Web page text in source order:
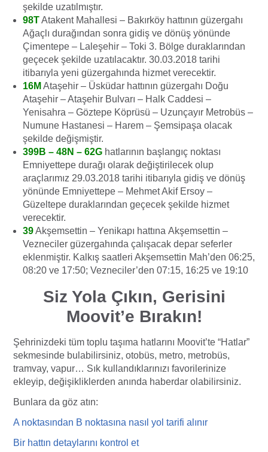
şekilde uzatılmıştır.
98TAtakent Mahallesi – Bakırköy hattının güzergahı
Ağaçlı durağından sonra gidiş ve dönüş yönünde
Çimentepe – Laleşehir – Toki 3. Bölge duraklarından
geçecek şekilde uzatılacaktır. 30.03.2018 tarihi
itibarıyla yeni güzergahında hizmet verecektir.
16M Ataşehir – Üsküdar hattının güzergahı Doğu
Ataşehir – Ataşehir Bulvarı – Halk Caddesi –
Yenisahra – Göztepe Köprüsü – Uzunçayır Metrobüs –
Numune Hastanesi – Harem – Şemsipaşa olacak
şekilde değişmiştir.
399B – 48N – 62G hatlarının başlangıç noktası
Emniyettepe durağı olarak değiştirilecek olup
araçlarımız 29.03.2018 tarihi itibarıyla gidiş ve dönüş
yönünde Emniyettepe – Mehmet Akif Ersoy –
Güzeltepe duraklarından geçecek şekilde hizmet
verecektir.
39Akşemsettin – Yenikapı hattına Akşemsettin –
Vezneciler güzergahında çalışacak depar seferler
eklenmiştir. Kalkış saatleri Akşemsettin Mah’den 06:25,
08:20 ve 17:50; Vezneciler’den 07:15, 16:25 ve 19:10
Siz Yola Çıkın, Gerisini
Moovit’e Bırakın!
Şehrinizdeki tüm toplu taşıma hatlarını Moovit’te “Hatlar”
sekmesinde bulabilirsiniz, otobüs, metro, metrobüs,
tramvay, vapur… Sık kullandıklarınızı favorilerinize
ekleyip, değişikliklerden anında haberdar olabilirsiniz.
Bunlara da göz atın:
A noktasından B noktasına nasıl yol tarifi alınır
Bir hattın detaylarını kontrol et